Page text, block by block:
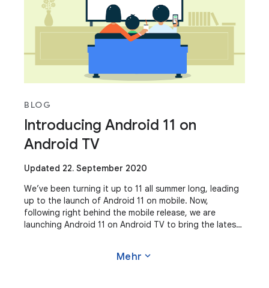
BLOG
Introducing Android 11 on
Android TV
Updated 22. September 2020
We’ve been turning it up to 11 all summer long, leading
up to the launch of Android 11 on mobile. Now,
following right behind the mobile release, we are
launching Android 11 on Android TV to bring the latest
Mehr expand_more